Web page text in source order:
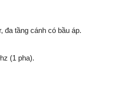
đa tầng cánh có bầu áp.
(1 pha).